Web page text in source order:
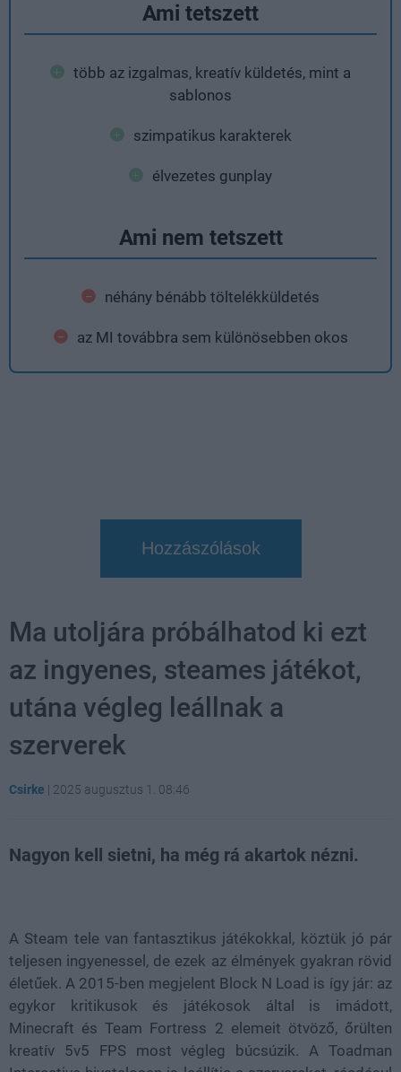
Ami tetszett
több az izgalmas, kreatív küldetés, mint a
sablonos
szimpatikus karakterek
élvezetes gunplay
Ami nem tetszett
néhány bénább töltelékküldetés
az MI továbbra sem különösebben okos
Hozzászólások
Ma utoljára próbálhatod ki ezt
az ingyenes, steames játékot,
utána végleg leállnak a
szerverek
Csirke | 2025 augusztus 1. 08:46
Nagyon kell sietni, ha még rá akartok nézni.
A Steam tele van fantasztikus játékokkal, köztük jó pár
teljesen ingyenessel, de ezek az élmények gyakran rövid
életűek. A 2015-ben megjelent Block N Load is így jár: az
egykor kritikusok és játékosok által is imádott,
Minecraft és Team Fortress 2 elemeit ötvöző, őrülten
kreatív 5v5 FPS most végleg búcsúzik. A Toadman